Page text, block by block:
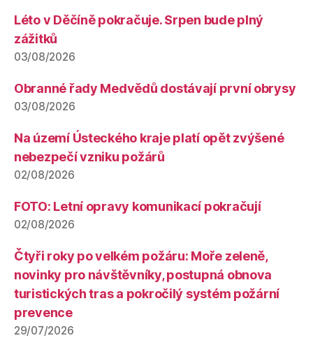
Léto v Děčíně pokračuje. Srpen bude plný
zážitků
03/08/2026
Obranné řady Medvědů dostávají první obrysy
03/08/2026
Na území Ústeckého kraje platí opět zvýšené
nebezpečí vzniku požárů
02/08/2026
FOTO: Letní opravy komunikací pokračují
02/08/2026
Čtyři roky po velkém požáru: Moře zeleně,
novinky pro návštěvníky, postupná obnova
turistických tras a pokročilý systém požární
prevence
29/07/2026